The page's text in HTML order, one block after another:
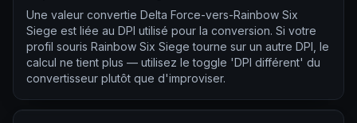
Une valeur convertie Delta Force-vers-Rainbow Six
Siege est liée au DPI utilisé pour la conversion. Si votre
profil souris Rainbow Six Siege tourne sur un autre DPI, le
calcul ne tient plus — utilisez le toggle 'DPI différent' du
convertisseur plutôt que d'improviser.